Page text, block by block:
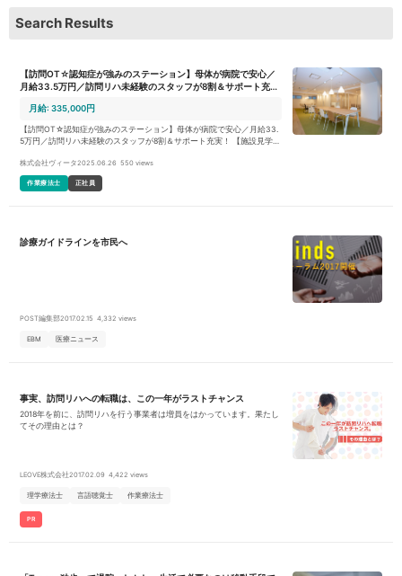
Search Results
【訪問OT☆認知症が強みのステーション】母体が病院で安心／
月給33.5万円／訪問リハ未経験のスタッフが8割＆サポート充
月給: 335,000円
【訪問OT☆認知症が強みのステーション】母体が病院で安心／月給33.
5万円／訪問リハ未経験のスタッフが8割＆サポート充実！ 【施設見学会
看護リハステーションの雰囲気を見てみたい。 取り組みやお仕事内容、
勤務条件について聞いてみたい。 などなど…お気軽にご参加いただけれ
ばと思います。 ＊中山本店で施設見学開催中！ ＊いずれも参加をご希望
齢者を在宅から入院まで支援しています。</li> <li>母体である横浜病院
>元気訪問看護リハステーションの特徴</h3> <ul><li>「人生（Vita）を
くなく さびしくなく」在宅での生活を送れるよう支援することを目指し
もグループ内で受講可能です。</li> <li>地域専門職教育に力を入れてい
るため、作業療法士としてだけでなく社会人としても成長できます。</li
> </ul> <h3>ワークライフバランスも充実</h3> <ul> <li>お休みは【土
日休み】または【水日休み】からお選びいただけます。年間休日120日
◎</li> </ul> ・地域の方々への訪問リハビリ業務 ・報告書、計画書作成
・ベッド上でのリハビリ、屋外歩行等 ・会社業務（チームの仕事） 現在
す。 訪問は一人で出るからこそ、スタッフ間の情報共有やコミュニケー
ションを大切にしています。
株式会社ヴィータ2025.06.26 550 views
作業療法士 正社員
診療ガイドラインを市民へ
POST編集部2017.02.15 4,332 views
EBM 医療ニュース
事実、訪問リハへの転職は、この一年がラストチャンス
2018年を前に、訪問リハを行う事業者は増員をはかっています。果たし
てその理由とは？
LEOVE株式会社2017.02.09 4,422 views
理学療法士 言語聴覚士 作業療法士
PR